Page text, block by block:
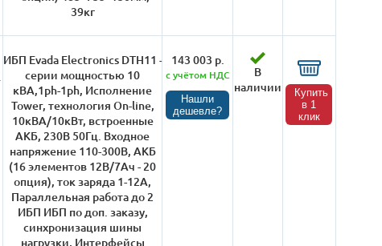
39кг
ИБП Evada Electronics DTH11 -
серии мощностью 10
кВА,1ph-1ph, Исполнение
Tower, технология On-line,
10кВА/10кВт, встроенные
АКБ, 230В 50Гц. Входное
напряжение 110-300В, АКБ
(16 элементов 12В/7Ач - 20
опция), ток заряда 1-12А,
Параллельная работа до 2
ИБП ИБП по доп. заказу,
синхронизация шины
нагрузки, Интерфейсы
143 003 р.
с учётом НДС
Нашли
дешевле?
В
наличии
Купить
в 1
клик